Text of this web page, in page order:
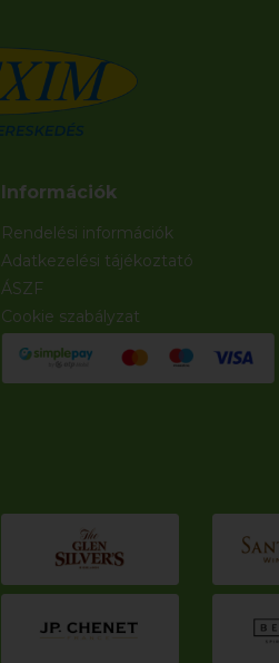
Információk
Rendelési információk
Adatkezelési tájékoztató
ÁSZF
Cookie szabályzat